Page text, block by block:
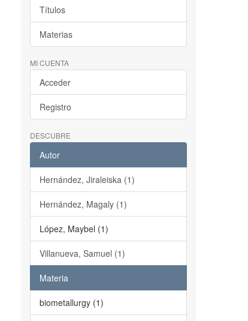
Títulos
Materias
MI CUENTA
Acceder
Registro
DESCUBRE
Autor
Hernández, Jiraleiska (1)
Hernández, Magaly (1)
López, Maybel (1)
Villanueva, Samuel (1)
Materia
biometallurgy (1)